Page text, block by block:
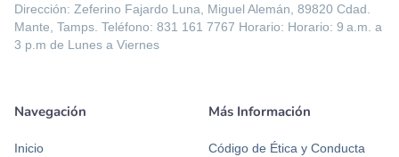
Dirección: Zeferino Fajardo Luna, Miguel Alemán, 89820 Cdad.
Mante, Tamps. Teléfono: 831 161 7767 Horario: Horario: 9 a.m. a
3 p.m de Lunes a Viernes
Navegación
Inicio
Más Información
Código de Ética y Conducta